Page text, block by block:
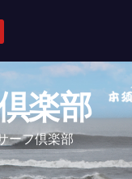
楽部
ーフ倶楽部